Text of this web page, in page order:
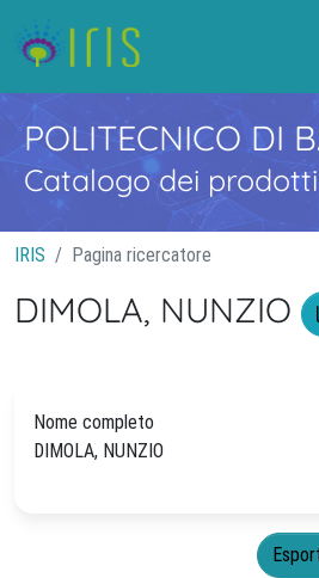
POLITECNICO DI
Catalogo dei
IRIS Pagina ricercatore
DIMOLA, NUNZIO
Nome completo
DIMOLA, NUNZIO